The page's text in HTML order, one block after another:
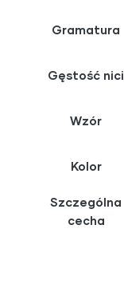
Gramatura
Gęstość nici
Wzór
Kolor
Szczególna
cecha